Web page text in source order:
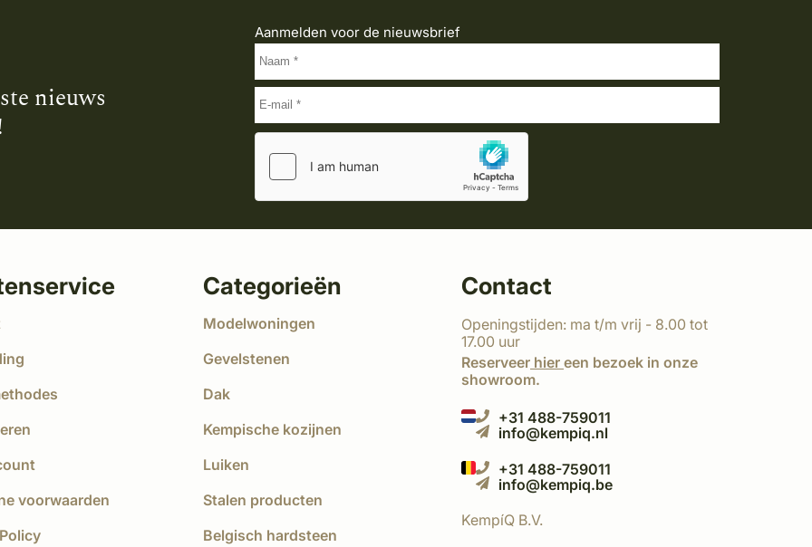
nieuws
Aanmelden voor de nieuwsbrief
voorwaarden
Categorieën
Modelwoningen
Gevelstenen
Dak
Kempische kozijnen
Luiken
Stalen producten
Belgisch hardsteen
Contact
Openingstijden: ma t/m vrij - 8.00 tot
17.00 uur
Reserveer hier een bezoek in onze
showroom.
+31 488-759011
info@kempiq.nl
+31 488-759011
info@kempiq.be
KempíQ B.V.